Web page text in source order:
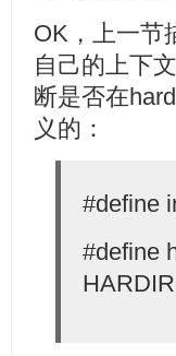
OK，上一节
自己的上下
断是否在
义的：
#define
#define